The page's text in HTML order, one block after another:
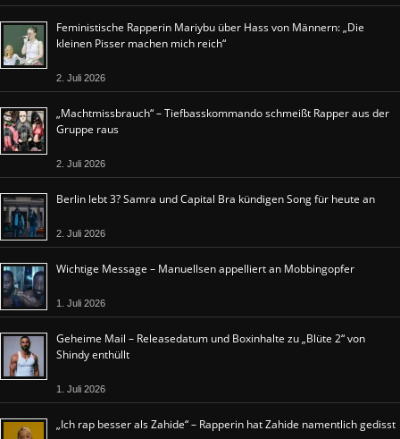
Feministische Rapperin Mariybu über Hass von Männern: „Die
kleinen Pisser machen mich reich“
2. Juli 2026
„Machtmissbrauch“ – Tiefbasskommando schmeißt Rapper aus der
Gruppe raus
2. Juli 2026
Berlin lebt 3? Samra und Capital Bra kündigen Song für heute an
2. Juli 2026
Wichtige Message – Manuellsen appelliert an Mobbingopfer
1. Juli 2026
Geheime Mail – Releasedatum und Boxinhalte zu „Blüte 2“ von
Shindy enthüllt
1. Juli 2026
„Ich rap besser als Zahide“ – Rapperin hat Zahide namentlich gedisst